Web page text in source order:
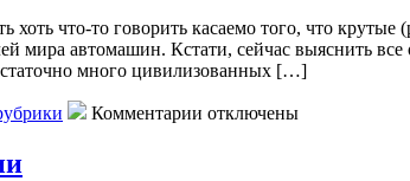
хоть что-то говорить касаемо того, что
мира автомашин. Кстати, сейчас выяснить
много цивилизованных […]
Комментарии отключены